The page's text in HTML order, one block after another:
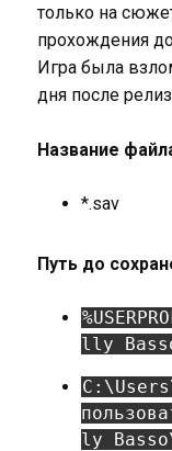
только на
прохождения
Игра была
дня после
Название
*.sav
Путь до
lly
ly